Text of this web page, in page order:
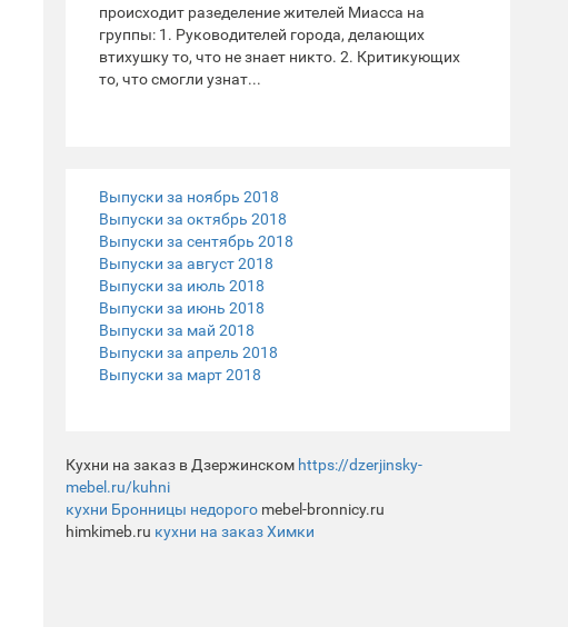
происходит разеделение жителей Миасса на
группы: 1. Руководителей города, делающих
втихушку то, что не знает никто. 2. Критикующих
то, что смогли узнат...
Выпуски за ноябрь 2018
Выпуски за октябрь 2018
Выпуски за сентябрь 2018
Выпуски за август 2018
Выпуски за июль 2018
Выпуски за июнь 2018
Выпуски за май 2018
Выпуски за апрель 2018
Выпуски за март 2018
Кухни на заказ в Дзержинском https://dzerjinsky-
mebel.ru/kuhni
кухни Бронницы недорого mebel-bronnicy.ru
himkimeb.ru кухни на заказ Химки